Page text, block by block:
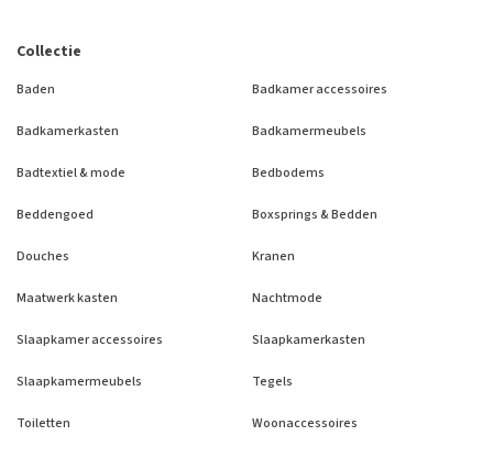
Collectie
Baden Badkamer accessoires
Badkamerkasten Badkamermeubels
Badtextiel & mode Bedbodems
Beddengoed Boxsprings & Bedden
Douches Kranen
Maatwerk kasten Nachtmode
Slaapkamer accessoires Slaapkamerkasten
Slaapkamermeubels Tegels
Toiletten Woonaccessoires